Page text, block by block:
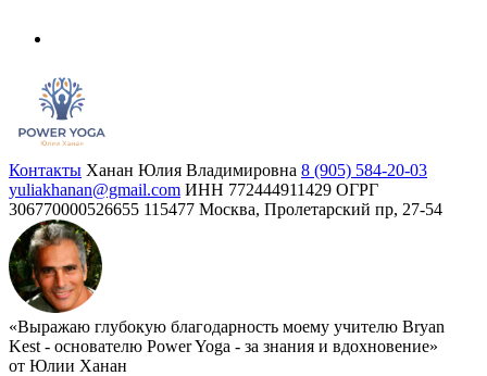
Контакты Ханан Юлия Владимировна 8 (905) 584-20-03
yuliakhanan@gmail.com ИНН 772444911429 ОГРГ
306770000526655 115477 Москва, Пролетарский пр, 27-54
«Выражаю глубокую благодарность моему учителю Bryan
Kest - основателю Power Yoga - за знания и вдохновение»
от Юлии Ханан